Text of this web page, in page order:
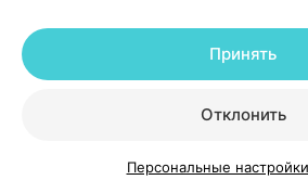
специалисту не стоит.
начинается
возможностей повлиять на
Кудаленкина.
Отклонить
Принять
Персональные